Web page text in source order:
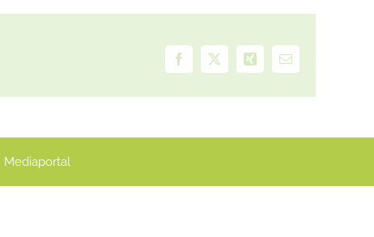
Facebook
X Xing
E-
Mail
Mediaportal